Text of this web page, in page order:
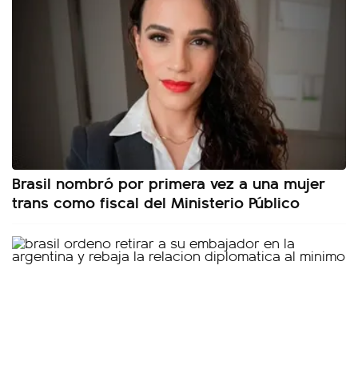
Brasil nombró por primera vez a una mujer
trans como fiscal del Ministerio Público